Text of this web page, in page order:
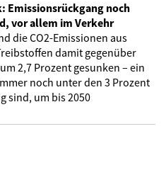
Emissionsrückgang noch
vor allem im Verkehr
die CO2-Emissionen aus
damit gegenüber
2,7 Prozent gesunken – ein
noch unter den 3 Prozent
sind, um bis 2050